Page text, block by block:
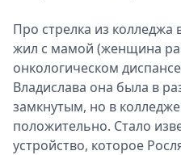
Про стрелка из колледжа
жил с мамой (женщина
онкологическом
Владислава она была в
замкнутым, но в
положительно. Стало
устройство, которое